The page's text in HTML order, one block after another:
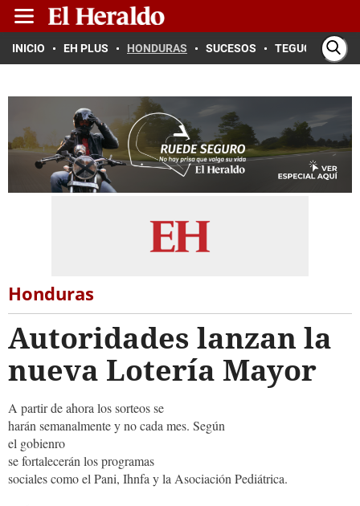
INICIO EH PLUS HONDURAS SUCESOS TEGUCIGALPA
Honduras
Autoridades lanzan la
nueva Lotería Mayor
A partir de ahora los sorteos se
harán semanalmente y no cada mes. Según
el gobienro
se fortalecerán los programas
sociales como el Pani, Ihnfa y la Asociación Pediátrica.